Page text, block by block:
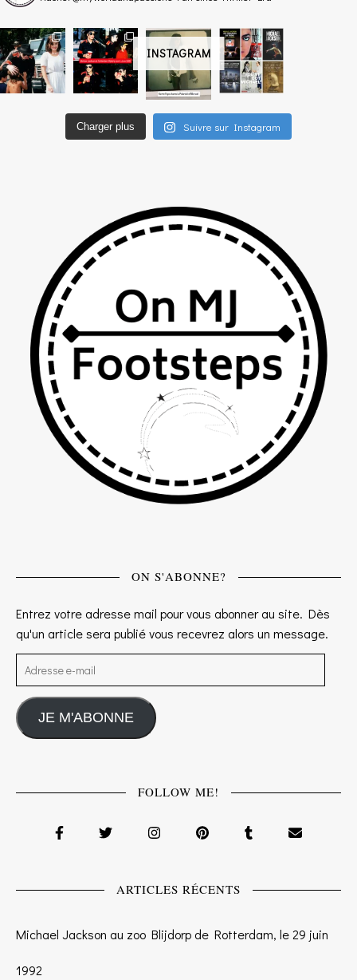
INSTAGRAM
Charger plus Suivre sur Instagram
ON S'ABONNE?
Entrez votre adresse mail pour vous abonner au site. Dès
qu'un article sera publié vous recevrez alors un message.
Adresse e-mail
JE M'ABONNE
FOLLOW ME!
ARTICLES RÉCENTS
Michael Jackson au zoo Blijdorp de Rotterdam, le 29 juin
1992